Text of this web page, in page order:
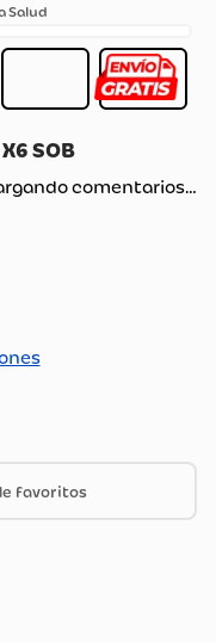
Salud
SOB
comentarios…